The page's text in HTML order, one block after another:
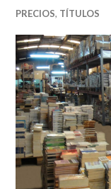
PRECIOS, TÍTULOS